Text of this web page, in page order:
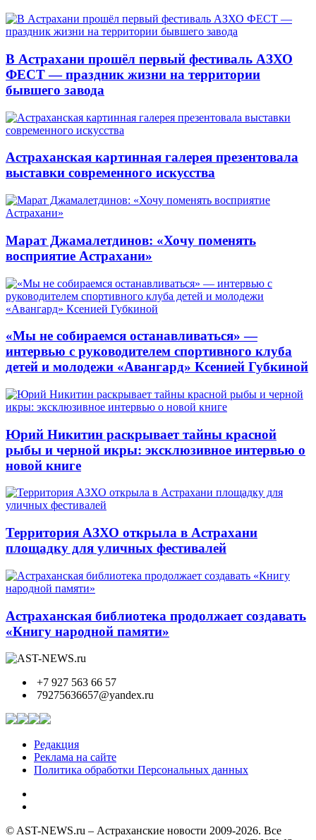
В Астрахани прошёл первый фестиваль АЗХО
ФЕСТ — праздник жизни на территории
бывшего завода
Астраханская картинная галерея презентовала
выставки современного искусства
Марат Джамалетдинов: «Хочу поменять
восприятие Астрахани»
«Мы не собираемся останавливаться» —
интервью с руководителем спортивного клуба
детей и молодежи «Авангард» Ксенией Губкиной
Юрий Никитин раскрывает тайны красной
рыбы и черной икры: эксклюзивное интервью о
новой книге
Территория АЗХО открыла в Астрахани
площадку для уличных фестивалей
Астраханская библиотека продолжает создавать
«Книгу народной памяти»
+7 927 563 66 57
79275636657@yandex.ru
Редакция
Реклама на сайте
Политика обработки Персональных данных
© AST-NEWS.ru – Астраханские новости 2009-2026. Все